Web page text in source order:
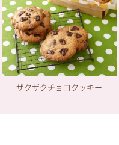
ザクザクチョコクッキー